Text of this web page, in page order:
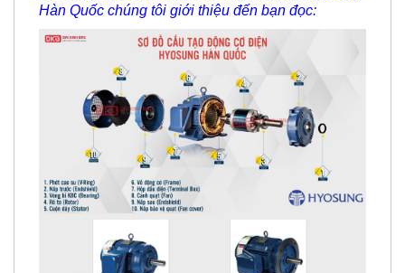
Dưới đây là sơ đồ cấu tạo động cơ điện Hyosung-
Hàn Quốc chúng tôi giới thiệu đến bạn đọc: